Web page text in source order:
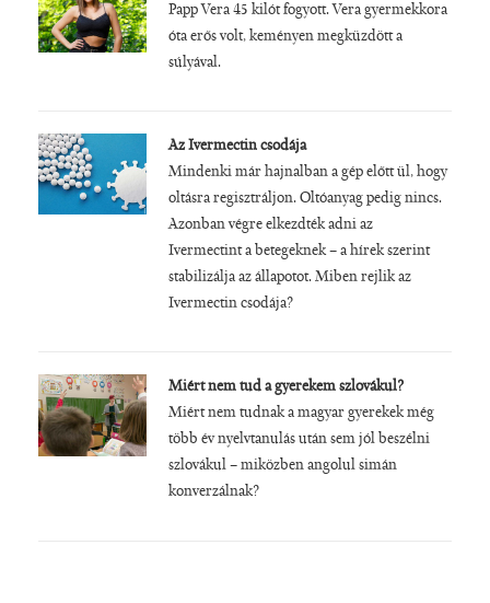
Papp Vera 45 kilót fogyott. Vera gyermekkora
óta erős volt, keményen megküzdött a
súlyával.
Az Ivermectin csodája
Mindenki már hajnalban a gép előtt ül, hogy
oltásra regisztráljon. Oltóanyag pedig nincs.
Azonban végre elkezdték adni az
Ivermectint a betegeknek – a hírek szerint
stabilizálja az állapotot. Miben rejlik az
Ivermectin csodája?
Miért nem tud a gyerekem szlovákul?
Miért nem tudnak a magyar gyerekek még
több év nyelvtanulás után sem jól beszélni
szlovákul – miközben angolul simán
konverzálnak?